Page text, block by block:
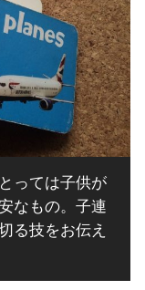
っては子供が
なもの。子連
る技をお伝え